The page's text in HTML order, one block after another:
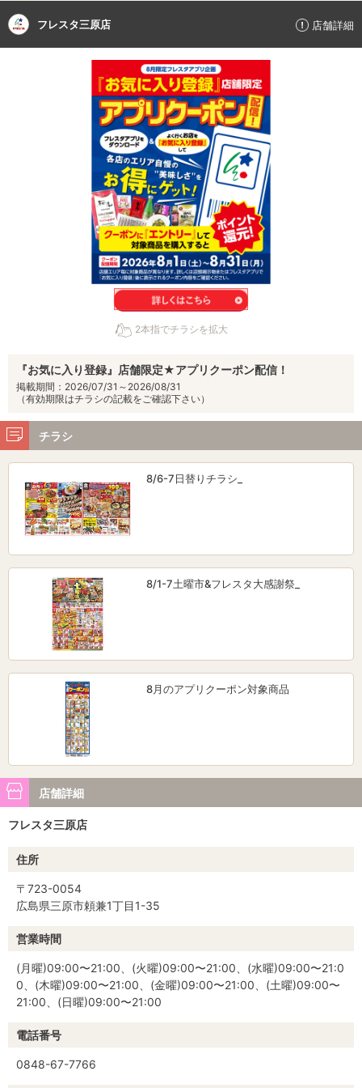
フレスタ三原店 店舗詳細
2本指でチラシを拡大
『お気に入り登録』店舗限定★アプリクーポン配信！
掲載期間：2026/07/31～2026/08/31
（有効期限はチラシの記載をご確認下さい）
チラシ
8/6-7日替りチラシ_
8/1-7土曜市&フレスタ大感謝祭_
8月のアプリクーポン対象商品
店舗詳細
フレスタ三原店
住所
〒723-0054
広島県三原市頼兼1丁目1-35
営業時間
(月曜)09:00〜21:00、(火曜)09:00〜21:00、(水曜)09:00〜21:0
0、(木曜)09:00〜21:00、(金曜)09:00〜21:00、(土曜)09:00〜
21:00、(日曜)09:00〜21:00
電話番号
0848-67-7766